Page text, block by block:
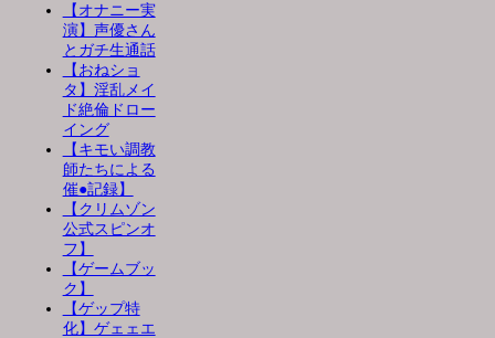
【オナニー実
演】声優さん
とガチ生通話
【おねショ
タ】淫乱メイ
ド絶倫ドロー
イング
【キモい調教
師たちによる
催●記録】
【クリムゾン
公式スピンオ
フ】
【ゲームブッ
ク】
【ゲップ特
化】ゲェェエ